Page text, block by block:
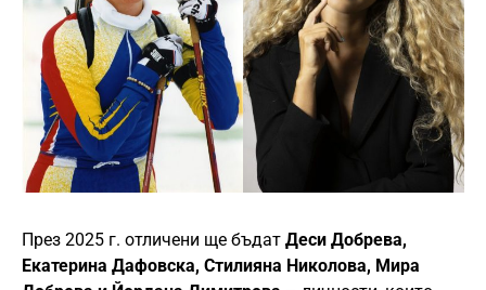
През 2025 г. отличени ще бъдат Деси Добрева,
Екатерина Дафовска, Стилияна Николова, Мира